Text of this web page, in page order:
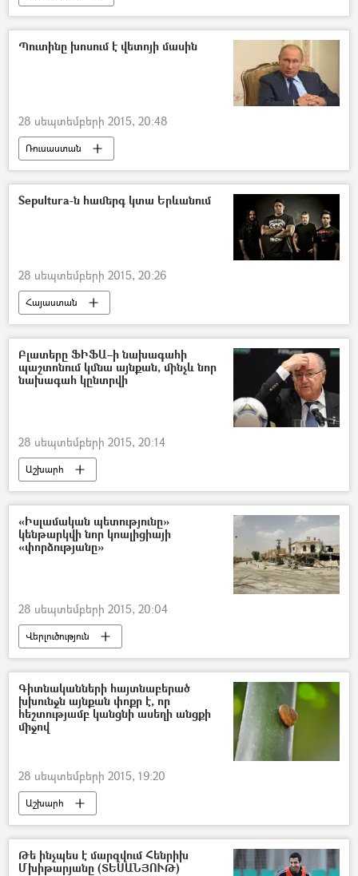
Պուտինը խոսում է վետոյի մասին
28 սեպտեմբերի 2015, 20:48
Ռուսաստան
Sepultura-ն համերգ կտա Երևանում
28 սեպտեմբերի 2015, 20:26
Հայաստան
Բլատերը ՖԻՖԱ–ի նախագահի
պաշտոնում կմնա այնքան, մինչև նոր
նախագահ կընտրվի
28 սեպտեմբերի 2015, 20:14
Աշխարհ
«Իսլամական պետությունը»
կենթարկվի նոր կոալիցիայի
«փորձությանը»
28 սեպտեմբերի 2015, 20:04
Վերլուծություն
Գիտնականների հայտնաբերած
խխունջն այնքան փոքր է, որ
հեշտությամբ կանցնի ասեղի անցքի
միջով
28 սեպտեմբերի 2015, 19:20
Աշխարհ
Թե ինչպես է մարզվում Հենրիխ
Մխիթարյանը (ՏԵՍԱՆՅՈՒԹ)